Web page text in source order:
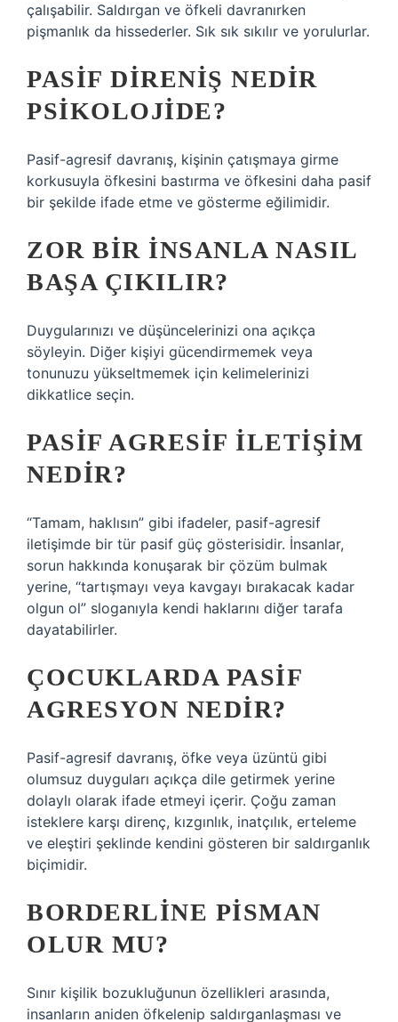
çalışabilir. Saldırgan ve öfkeli davranırken
pişmanlık da hissederler. Sık sık sıkılır ve yorulurlar.
PASIF DIRENIŞ NEDIR
PSIKOLOJIDE?
Pasif-agresif davranış, kişinin çatışmaya girme
korkusuyla öfkesini bastırma ve öfkesini daha pasif
bir şekilde ifade etme ve gösterme eğilimidir.
ZOR BIR INSANLA NASIL
BAŞA ÇIKILIR?
Duygularınızı ve düşüncelerinizi ona açıkça
söyleyin. Diğer kişiyi gücendirmemek veya
tonunuzu yükseltmemek için kelimelerinizi
dikkatlice seçin.
PASIF AGRESIF ILETIŞIM
NEDIR?
“Tamam, haklısın” gibi ifadeler, pasif-agresif
iletişimde bir tür pasif güç gösterisidir. İnsanlar,
sorun hakkında konuşarak bir çözüm bulmak
yerine, “tartışmayı veya kavgayı bırakacak kadar
olgun ol” sloganıyla kendi haklarını diğer tarafa
dayatabilirler.
ÇOCUKLARDA PASIF
AGRESYON NEDIR?
Pasif-agresif davranış, öfke veya üzüntü gibi
olumsuz duyguları açıkça dile getirmek yerine
dolaylı olarak ifade etmeyi içerir. Çoğu zaman
isteklere karşı direnç, kızgınlık, inatçılık, erteleme
ve eleştiri şeklinde kendini gösteren bir saldırganlık
biçimidir.
BORDERLINE PISMAN
OLUR MU?
Sınır kişilik bozukluğunun özellikleri arasında,
insanların aniden öfkelenip saldırganlaşması ve